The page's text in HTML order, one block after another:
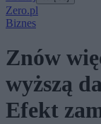
Zero.pl
Biznes
Znów
wyższą
Efekt